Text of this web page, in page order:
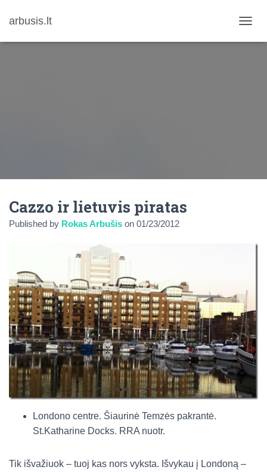
arbusis.lt
O
I
Cazzo ir lietuvis piratas
Published by Rokas Arbušis on 01/23/2012
Londono centre. Šiaurinė Temzės pakrantė.
St.Katharine Docks. RRA nuotr.
Tik išvažiuok – tuoj kas nors vyksta. Išvykau į Londoną –